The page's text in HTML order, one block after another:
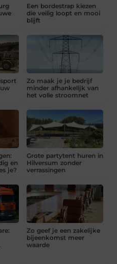
Een bordestrap kiezen
die veilig loopt en mooi
blijft
Zo maak je je bedrijf
minder afhankelijk van
het volle stroomnet
en
je?
Grote partytent huren in
Hilversum zonder
verrassingen
Zo geef je een zakelijke
bijeenkomst meer
waarde